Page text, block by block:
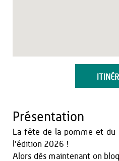
Présentation
La fête de la pomme et
l’édition 2026 !
Alors dès maintenant on